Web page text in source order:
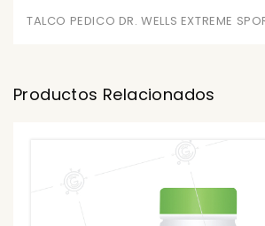
TALCO PEDICO DR. WELLS EXTREME
Productos Relacionados